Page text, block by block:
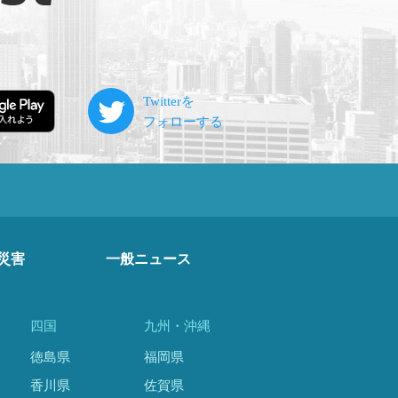
害 一般ニュース
四国
徳島県
香川県
九州・沖縄
福岡県
佐賀県